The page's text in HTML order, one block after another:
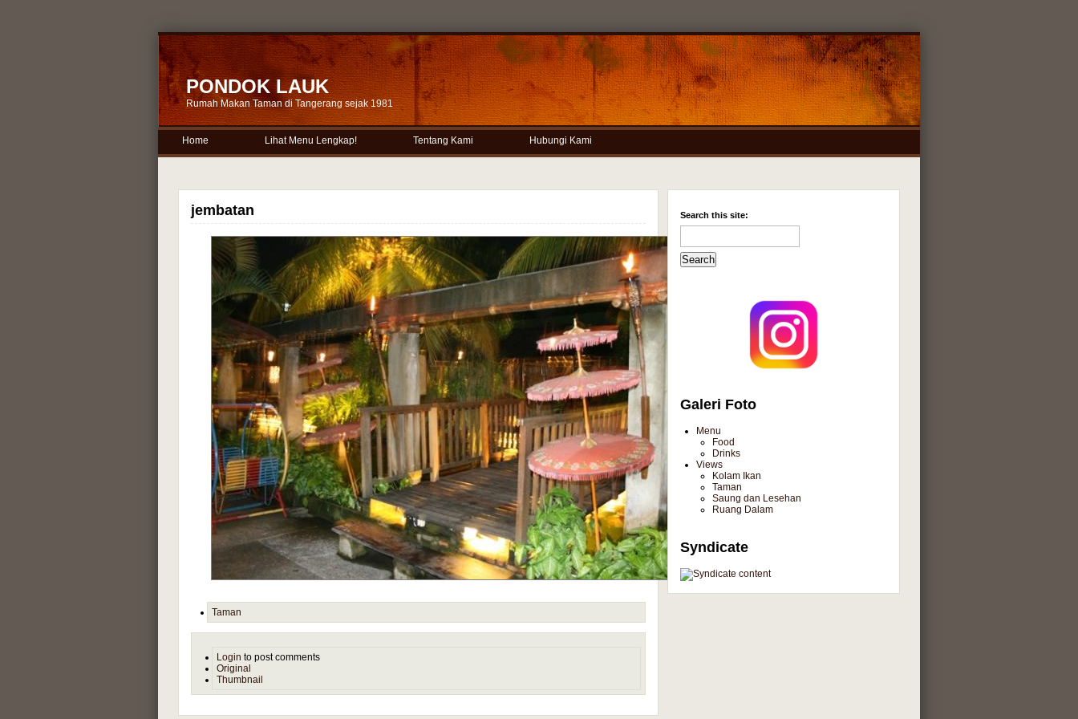
PONDOK LAUK
Rumah Makan Taman di Tangerang sejak 1981
Home Lihat Menu Lengkap! Tentang Kami Hubungi Kami
jembatan
Taman
Login to post comments
Original
Thumbnail
Search this site:
Galeri Foto
Menu
Food
Drinks
Views
Kolam Ikan
Taman
Saung dan Lesehan
Ruang Dalam
Syndicate